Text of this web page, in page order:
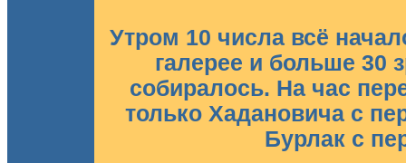
Утром 10 числа всё
галерее и больше 30
собиралось. На час
только Хадановича с
Бурлак с